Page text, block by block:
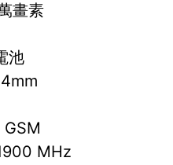
畫素
池
MHz